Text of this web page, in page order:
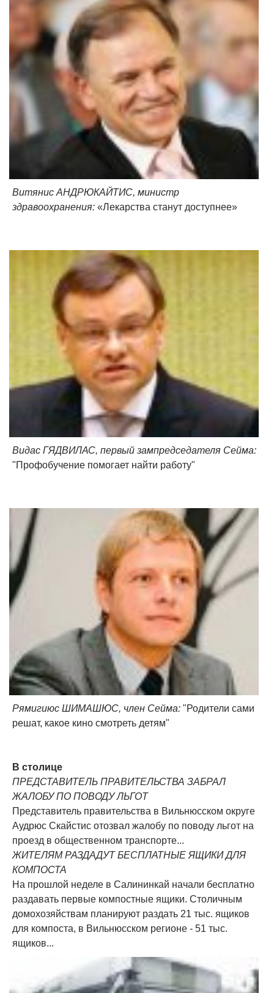
Витянис АНДРЮКАЙТИС, министр
здравоохранения: «Лекарства станут доступнее»
Видас ГЯДВИЛАС, первый зампредседателя Сейма:
"Профобучение помогает найти работу"
Рямигиюс ШИМАШЮС, член Сейма: "Родители сами
решат, какое кино смотреть детям"
В столице
ПРЕДСТАВИТЕЛЬ ПРАВИТЕЛЬСТВА ЗАБРАЛ
ЖАЛОБУ ПО ПОВОДУ ЛЬГОТ
Представитель правительства в Вильнюсском округе
Аудрюс Скайстис отозвал жалобу по поводу льгот на
проезд в общественном транспорте...
ЖИТЕЛЯМ РАЗДАДУТ БЕСПЛАТНЫЕ ЯЩИКИ ДЛЯ
КОМПОСТА
На прошлой неделе в Салининкай начали бесплатно
раздавать первые компостные ящики. Столичным
домохозяйствам планируют раздать 21 тыс. ящиков
для компоста, в Вильнюсском регионе - 51 тыс.
ящиков...